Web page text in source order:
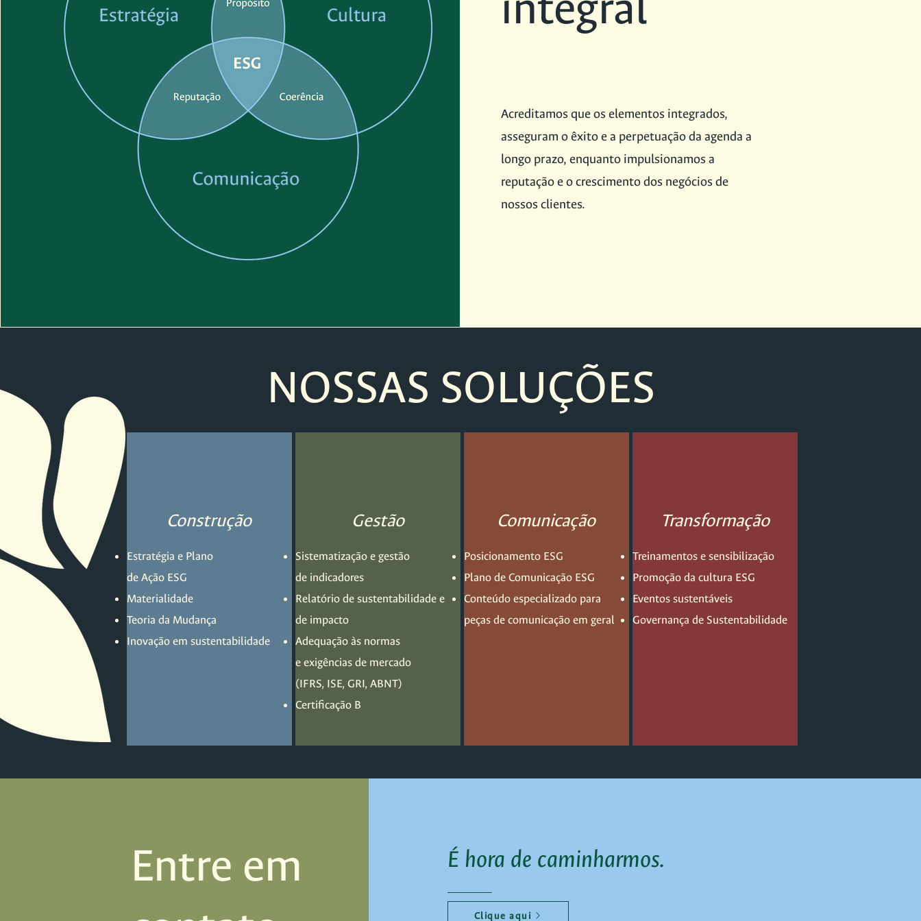
Acreditamos que os elementos integrados,
asseguram o êxito e a perpetuação da agenda a
longo prazo, enquanto impulsionamos a
reputação e o crescimento dos negócios de
nossos clientes.
NOSSAS SOLUÇÕES
Construção
Estratégia e Plano
de Ação ESG
Materialidade
Teoria da Mudança
Inovação em sustentabilidade
Gestão
Sistematização e gestão
de indicadores
Relatório de sustentabilidade e
de impacto
Adequação às normas
e exigências de mercado
(IFRS, ISE, GRI, ABNT)
Certificação B
Comunicação
Posicionamento ESG
Plano de Comunicação ESG
Conteúdo especializado para
peças de comunicação em geral
Transformação
Treinamentos e sensibilização
Promoção da cultura ESG
Eventos sustentáveis
Governança de Sustentabilidade
Entre em
É hora de caminharmos.
Clique aqui